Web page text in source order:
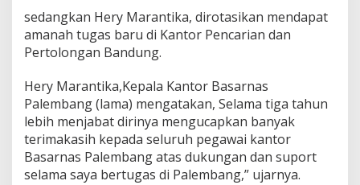
n
d
a
n
e
r
t
o
l
o
n
sedangkan Hery Marantika, dirotasikan mendapat
amanah tugas baru di Kantor Pencarian dan
Pertolongan Bandung.
Hery Marantika,Kepala Kantor Basarnas
Palembang (lama) mengatakan, Selama tiga tahun
lebih menjabat dirinya mengucapkan banyak
terimakasih kepada seluruh pegawai kantor
Basarnas Palembang atas dukungan dan suport
selama saya bertugas di Palembang,” ujarnya.